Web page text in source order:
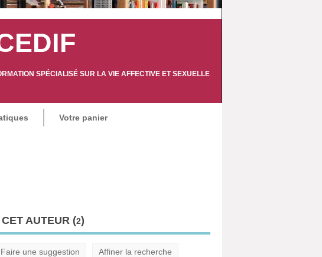
SPÉCIALISÉ SUR LA VIE AFFECTIVE ET SEXUELLE
Votre panier
AUTEUR (2)
Faire une suggestion Affiner la recherche